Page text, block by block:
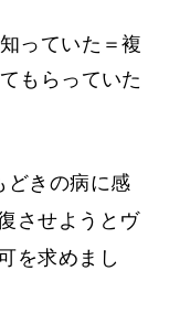
っていた＝複
もらっていた
どきの病に感
させようとヴ
を求めまし